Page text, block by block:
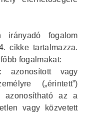
irányadó fogalom
cikke tartalmazza.
fogalmakat:
: azonosított vagy
(„érintett”)
azonosítható az a
vagy közvetett